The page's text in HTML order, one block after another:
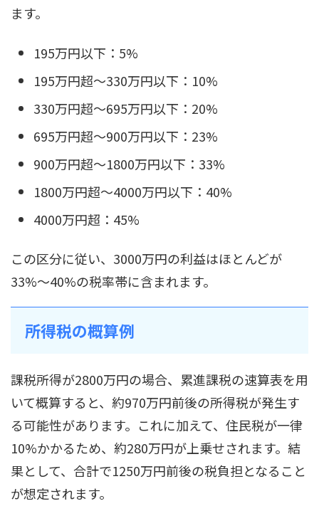
ます。
195万円以下：5%
195万円超〜330万円以下：10%
330万円超〜695万円以下：20%
695万円超〜900万円以下：23%
900万円超〜1800万円以下：33%
1800万円超〜4000万円以下：40%
4000万円超：45%
この区分に従い、3000万円の利益はほとんどが
33%〜40%の税率帯に含まれます。
所得税の概算例
課税所得が2800万円の場合、累進課税の速算表を用
いて概算すると、約970万円前後の所得税が発生す
る可能性があります。これに加えて、住民税が一律
10%かかるため、約280万円が上乗せされます。結
果として、合計で1250万円前後の税負担となること
が想定されます。